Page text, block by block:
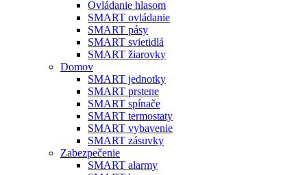
Ovládanie hlasom
SMART ovládanie
SMART pásy
SMART svietidlá
SMART žiarovky
Domov
SMART jednotky
SMART prstene
SMART spínače
SMART termostaty
SMART vybavenie
SMART zásuvky
Zabezpečenie
SMART alarmy